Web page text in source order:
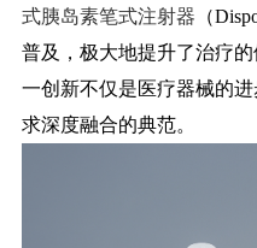
式胰岛素笔式注射器 （
普及，极大地提升了治疗
一创新不仅是医疗器械的
求深度融合的典范。